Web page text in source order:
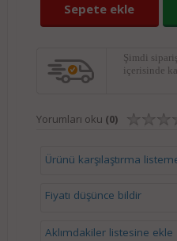
Sepete ekle
Şimdi
içerisinde
Yorumları oku (0)
Ürünü karşılaştırma
Fiyatı düşünce bildir
Aklımdakiler listesine ekle